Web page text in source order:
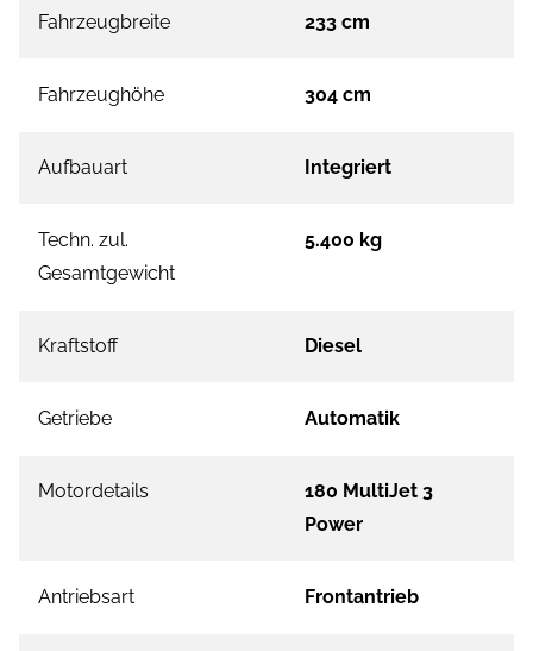
Fahrzeugbreite 233 cm
Fahrzeughöhe 304 cm
Aufbauart Integriert
Techn. zul.
Gesamtgewicht
5.400 kg
Kraftstoff Diesel
Getriebe Automatik
Motordetails
180 MultiJet 3
Power
Antriebsart Frontantrieb